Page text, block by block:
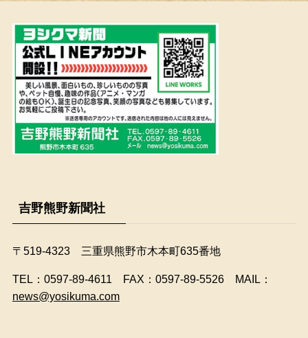
吉野熊野新聞社
〒519-4323 三重県熊野市木本町635番地
​TEL：0597-89-4611 FAX：0597-89-5526 MAIL：
news@yosikuma.com